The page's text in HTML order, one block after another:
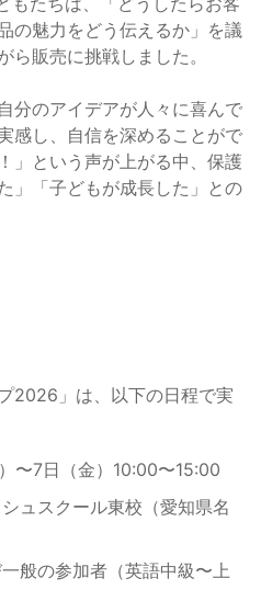
の魅力をどう伝えるか」を議
ら販売に挑戦しました。
分のアイデアが人々に喜んで
感し、自信を深めることがで
」という声が上がる中、保護
」「子どもが成長した」との
2026」は、以下の日程で実
〜7日（金）10:00〜15:00
ュスクール東校（愛知県名
般の参加者（英語中級〜上